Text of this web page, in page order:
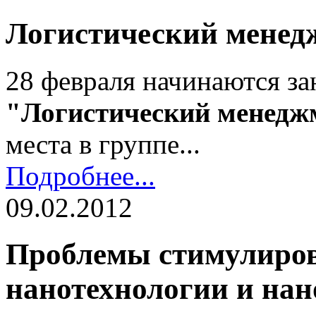
Логистический
28 февраля начинаются
"Логистический
места в группе...
Подробнее...
09.02.2012
Проблемы
нанотехнологии и